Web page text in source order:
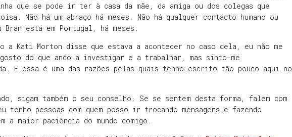
que se pode ir ter à casa da mãe, da amiga ou dos colegas que
Não há um abraço há meses. Não há qualquer contacto humano ou
está em Portugal, há meses.
a Kati Morton disse que estava a acontecer no caso dela, eu não me
do que ando a investigar e a trabalhar, mas sinto-me
E essa é uma das razões pelas quais tenho escrito tão pouco aqui no
sigam também o seu conselho. Se se sentem desta forma, falem com
tenho pessoas com quem posso ir trocando mensagens e fazendo
a maior paciência do mundo comigo.